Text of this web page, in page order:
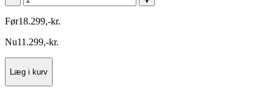
Før18.299,-kr.
Nu11.299,-kr.
Læg i kurv